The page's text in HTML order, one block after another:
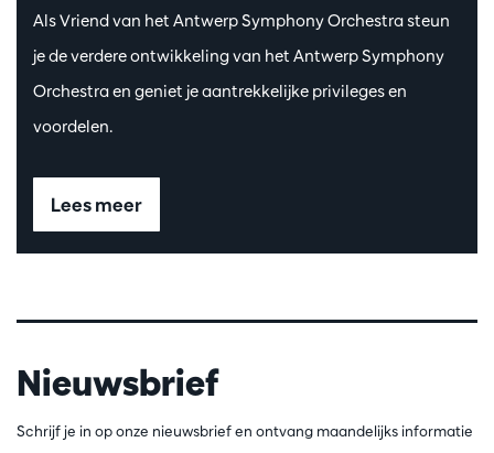
Als Vriend van het Antwerp Symphony Orchestra steun
je de verdere ontwikkeling van het Antwerp Symphony
Orchestra en geniet je aantrekkelijke privileges en
voordelen.
Lees meer
Nieuwsbrief
Schrijf je in op onze nieuwsbrief en ontvang maandelijks informatie